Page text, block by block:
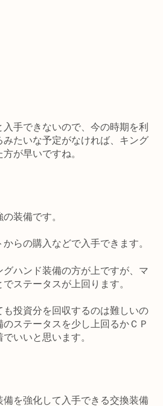
手できないので、今の時期を利
みたいな予定がなければ、キング
が早いですね。
装備です。
らの購入などで入手できます。
ハンド装備の方が上ですが、マ
ステータスが上回ります。
も投資分を回収するのは難しいの
ステータスを少し上回るかＣＰ
いいと思います。
備を強化して入手できる交換装備